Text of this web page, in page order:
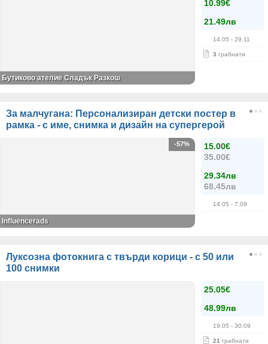
10.99€
21.49лв
14.05 - 29.11
3 грабнати
Бутиково ателие Сладък Разкош
За малчугана: Персонализиран детски постер в
рамка - с име, снимка и дизайн на супергерой
15.00€
35.00€
29.34лв
68.45лв
14.05 - 7.09
-57%
Influencerads
Луксозна фотокнига с твърди корици - с 50 или
100 снимки
25.05€
48.99лв
19.05 - 30.09
21 грабнати